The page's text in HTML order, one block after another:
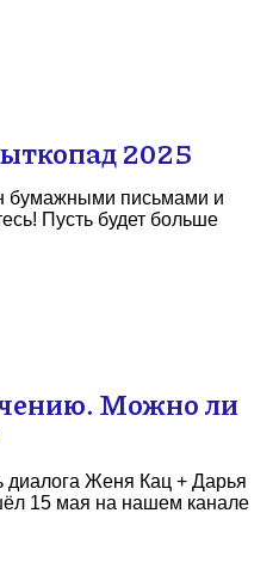
2025
бумажными письмами и
Пусть будет больше
Можно ли
диалога Женя Кац + Дарья
15 мая на нашем канале